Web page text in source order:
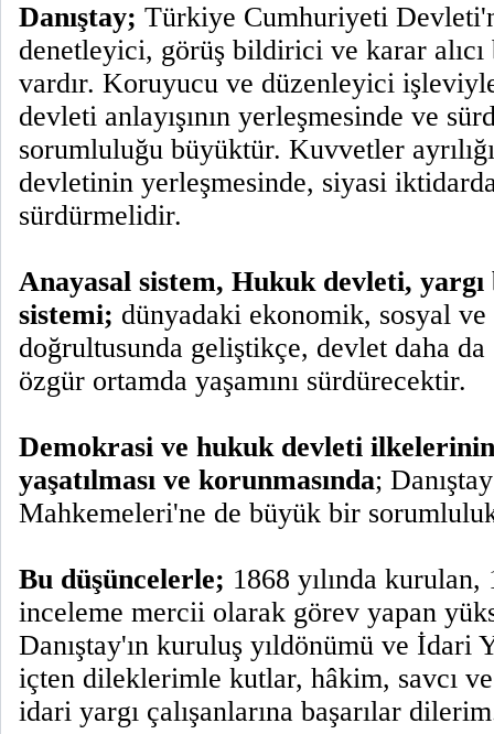
Danıştay; Türkiye Cumhuriyeti
denetleyici, görüş bildirici ve karar
vardır. Koruyucu ve düzenleyici
devleti anlayışının yerleşmesinde ve
sorumluluğu büyüktür. Kuvvetler
devletinin yerleşmesinde, siyasi
sürdürmelidir.
Anayasal sistem, Hukuk devleti, yargı
sistemi; dünyadaki ekonomik, sosyal
doğrultusunda geliştikçe, devlet daha
özgür ortamda yaşamını sürdürecektir.
Demokrasi ve hukuk devleti ilkelerinin
yaşatılması ve korunmasında;
Mahkemeleri'ne de büyük bir
Bu düşüncelerle; 1868 yılında kurulan,
inceleme mercii olarak görev yapan
Danıştay'ın kuruluş yıldönümü ve İdari
içten dileklerimle kutlar, hâkim, savcı
idari yargı çalışanlarına başarılar